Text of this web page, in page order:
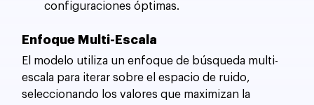
configuraciones óptimas.
Enfoque Multi-Escala
El modelo utiliza un enfoque de búsqueda multi-
escala para iterar sobre el espacio de ruido,
seleccionando los valores que maximizan la